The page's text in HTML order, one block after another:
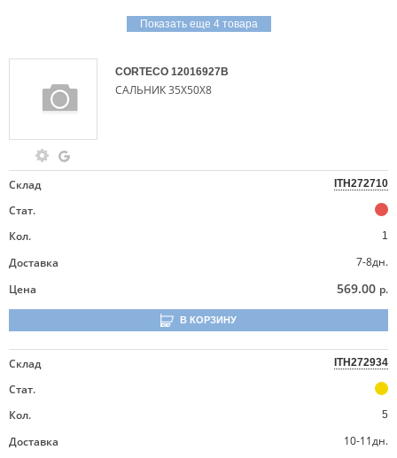
Показать еще 4 товара
CORTECO 12016927B
САЛЬНИК 35Х50Х8
Склад ITH272710
Стат.
Кол.
1
Доставка
7-8дн.
Цена
569.00 р.
В КОРЗИНУ
Склад ITH272934
Стат.
Кол.
5
Доставка
10-11дн.